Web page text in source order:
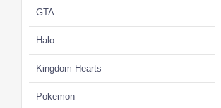
GTA
Halo
Kingdom Hearts
Pokemon